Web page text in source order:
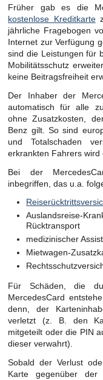
Früher gab es die
kostenlose Kreditkarte
jährliche Fragebogen
Internet zur Verfügung
sind die Leistungen für
Mobilitätsschutz
keine Beitragsfreiheit
Der Inhaber der
automatisch für alle
ohne Zusatzkosten,
Benz gilt. So sind
und Totalschaden
erkrankten Fahrers
Bei der
inbegriffen, das u.a.
Auslandsreise-
Rücktransport
medizinischer
Mietwagen-
Für Schäden, die
MercedesCard
denn, der
verletzt (z. B. den
mitgeteilt oder die PIN
dieser verwahrt).
Sobald der Verlust
Karte gegenüber der